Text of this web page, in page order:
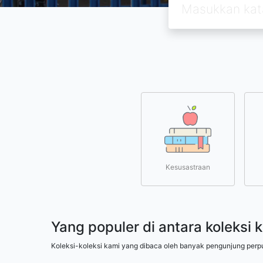
Kesusastraan
Yang populer di antara koleksi
Koleksi-koleksi kami yang dibaca oleh banyak pengunjung